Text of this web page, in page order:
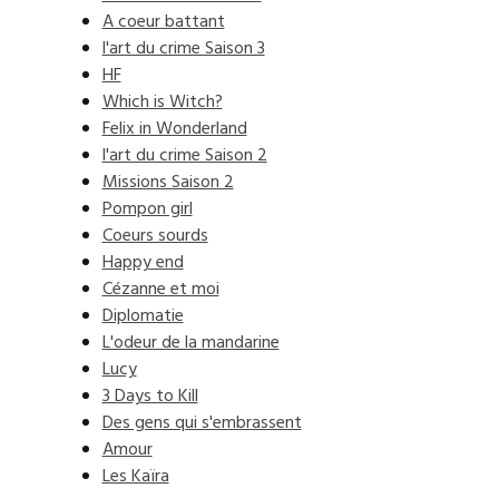
A coeur battant
l'art du crime Saison 3
HF
Which is Witch?
Felix in Wonderland
l'art du crime Saison 2
Missions Saison 2
Pompon girl
Coeurs sourds
Happy end
Cézanne et moi
Diplomatie
L'odeur de la mandarine
Lucy
3 Days to Kill
Des gens qui s'embrassent
Amour
Les Kaïra